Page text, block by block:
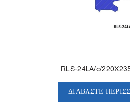
RLS-24LA/c/
ΔΙΑΒΆΣΤΕ